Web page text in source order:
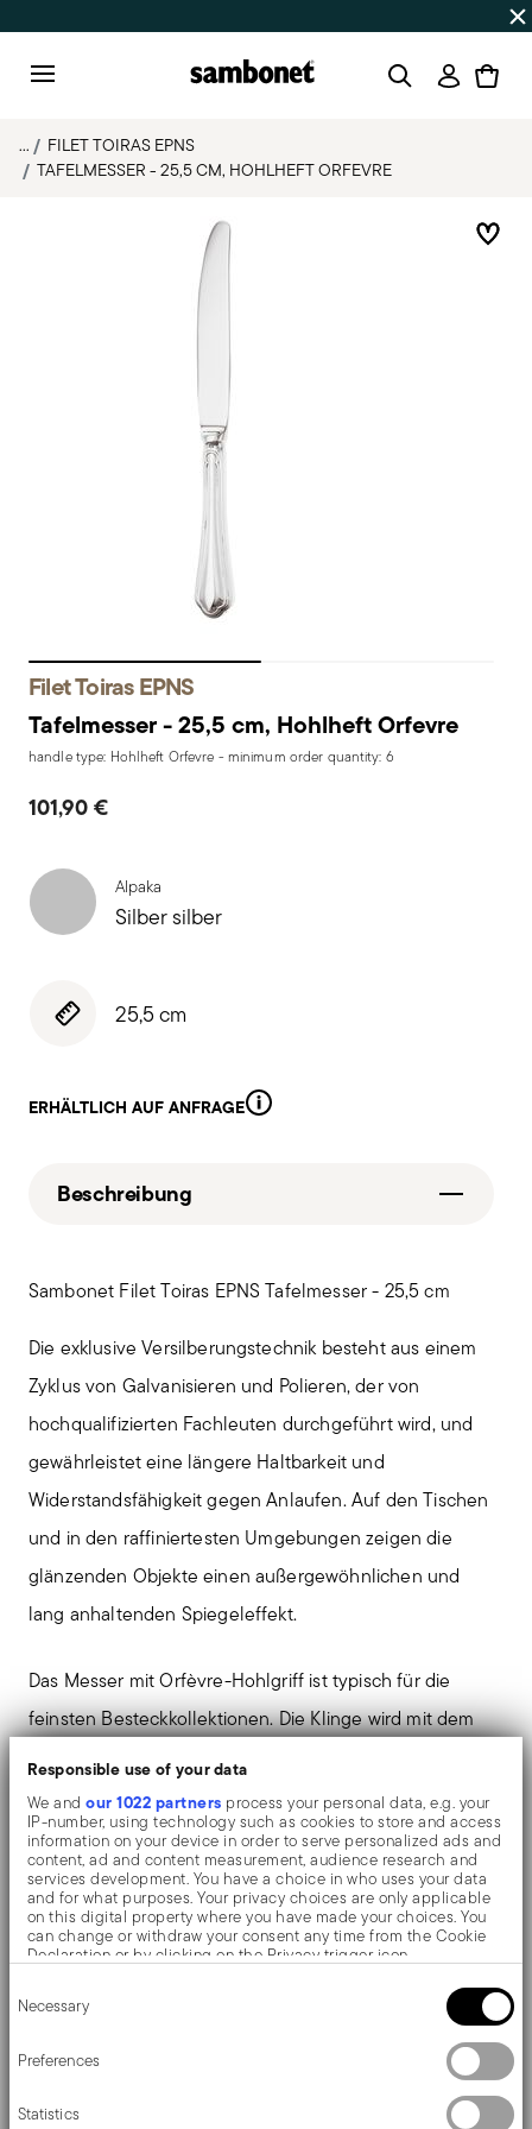
Responsible use of your data
We andour 1022 partners process your personal data, e.g. your
IP-number, using technology such as cookies to store and access
information on your device in order to serve personalized ads and
content, ad and content measurement, audience research and
services development. You have a choice in who uses your data
and for what purposes. Your privacy choices are only applicable
on this digital property where you have made your choices. You
can change or withdraw your consent any time from the Cookie
Declaration or by clicking on the Privacy trigger icon.
Collect information about your geographical location
Identify your device by actively scanning it for specific
characteristics (fingerprinting)
Find out more about how your personal data is processed and set
your preferences in the
Selection
Necessary
Preferences
Statistics
Bis zu 50% Rabatt auf ausgewählte
...
FILET TOIRAS EPNS
TAFELMESSER - 25,5 CM, HOHLHEFT ORFEVRE
Filet Toiras EPNS
Tafelmesser - 25,5 cm, Hohlheft Orfevre
handle type: Hohlheft Orfevre - minimum order quantity: 6
101,90 €
Alpaka
Silber silber
25,5 cm
ERHÄLTLICH AUF ANFRAGE
Beschreibung
Sambonet Filet Toiras EPNS Tafelmesser - 25,5 cm
Die exklusive Versilberungstechnik besteht aus einem
Zyklus von Galvanisieren und Polieren, der von
hochqualifizierten Fachleuten durchgeführt wird, und
gewährleistet eine längere Haltbarkeit und
Widerstandsfähigkeit gegen Anlaufen. Auf den Tischen
und in den raffiniertesten Umgebungen zeigen die
glänzenden Objekte einen außergewöhnlichen und
lang anhaltenden Spiegeleffekt.
Das Messer mit Orfèvre-Hohlgriff ist typisch für die
feinsten Besteckkollektionen. Die Klinge wird mit dem
Griff verbunden, indem eine spezielle Zementpaste
eingefüllt wird, die dem Messer ein optimales
Gleichgewicht verleiht. Dies ist ein handwerkliches
Verfahren, das auch heute noch vollständig von Hand
ausgeführt wird.
raffinierten piemontesischen Barocks und des
englischen Stils nach Napoleon. Eine Kollektion, die das
Beste aus den Klassikern zum Ausdruck bringt, signiert